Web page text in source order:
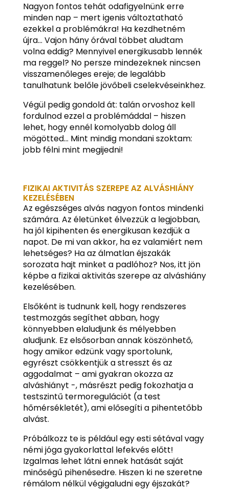
Nagyon fontos tehát odafigyelnünk erre
minden nap – mert igenis változtatható
ezekkel a problémákra! Ha kezdhetném
újra… Vajon hány órával többet aludtam
volna eddig? Mennyivel energikusabb lennék
ma reggel? No persze mindezeknek nincsen
visszamenőleges ereje; de legalább
tanulhatunk belőle jövőbeli cselekvéseinkhez.
Végül pedig gondold át: talán orvoshoz kell
fordulnod ezzel a problémáddal – hiszen
lehet, hogy ennél komolyabb dolog áll
mögötted… Mint mindig mondani szoktam:
jobb félni mint megijedni!
FIZIKAI AKTIVITÁS SZEREPE AZ ALVÁSHIÁNY
KEZELÉSÉBEN
Az egészséges alvás nagyon fontos mindenki
számára. Az életünket élvezzük a legjobban,
ha jól kipihenten és energikusan kezdjük a
napot. De mi van akkor, ha ez valamiért nem
lehetséges? Ha az álmatlan éjszakák
sorozata hajt minket a padlóhoz? Nos, itt jön
képbe a fizikai aktivitás szerepe az alváshiány
kezelésében.
Elsőként is tudnunk kell, hogy rendszeres
testmozgás segíthet abban, hogy
könnyebben elaludjunk és mélyebben
aludjunk. Ez elsősorban annak köszönhető,
hogy amikor edzünk vagy sportolunk,
egyrészt csökkentjük a stresszt és az
aggodalmat – ami gyakran okozza az
alváshiányt -, másrészt pedig fokozhatja a
testszintű termoregulációt (a test
hőmérsékletét), ami elősegíti a pihentetőbb
alvást.
Próbálkozz te is például egy esti sétával vagy
némi jóga gyakorlattal lefekvés előtt!
Izgalmas lehet látni ennek hatását saját
minőségű pihenésedre. Hiszen ki ne szeretne
rémálom nélkül végigaludni egy éjszakát?